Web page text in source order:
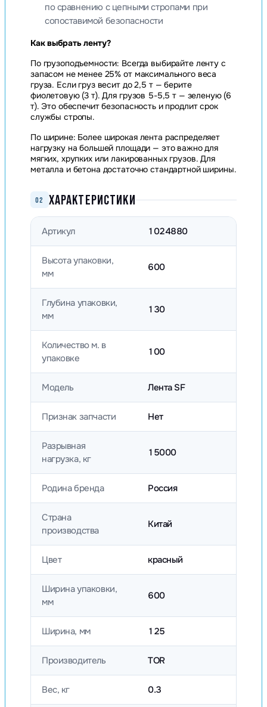
по сравнению с цепными стропами при
сопоставимой безопасности
Как выбрать ленту?
По грузоподъемности: Всегда выбирайте ленту с
запасом не менее 25% от максимального веса
груза. Если груз весит до 2,5 т — берите
фиолетовую (3 т). Для грузов 5-5,5 т — зеленую (6
т). Это обеспечит безопасность и продлит срок
службы стропы.
По ширине: Более широкая лента распределяет
нагрузку на большей площади — это важно для
мягких, хрупких или лакированных грузов. Для
металла и бетона достаточно стандартной ширины.
02 ХАРАКТЕРИСТИКИ
Артикул 1024880
Высота упаковки,
мм
600
Глубина упаковки,
мм
130
Количество м. в
упаковке
100
Модель Лента SF
Признак запчасти Нет
Разрывная
нагрузка, кг
15000
Родина бренда Россия
Страна
производства
Китай
Цвет красный
Ширина упаковки,
мм
600
Ширина, мм 125
Производитель TOR
Вес, кг 0.3